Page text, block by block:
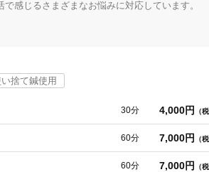
レディ
感じるさまざまなお悩みに対応しています。
の明るさなど、美容面にも良い変化が現れるこ
捨て鍼使用
30分 4,000円 （
60分 7,000円 （
60分 7,000円 （